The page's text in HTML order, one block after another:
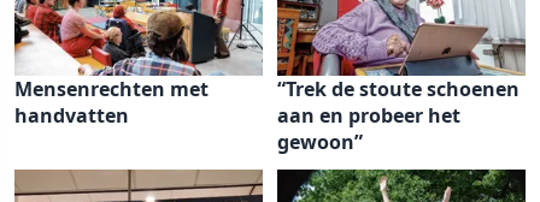
Mensenrechten met
handvatten
“Trek de stoute schoenen
aan en probeer het
gewoon”